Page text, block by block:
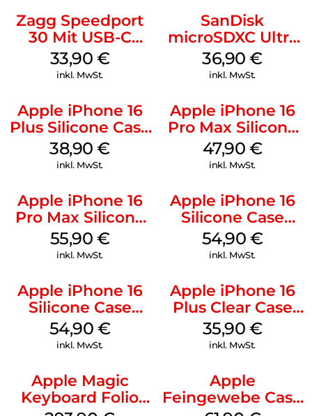
Zagg Speedport
30 Mit USB-C
Kabel Weiß
33,90 €
inkl. MwSt.
SanDisk
microSDXC Ultra
128 GB + Adapter
Mobile
36,90€
inkl. MwSt.
Apple iPhone 16
Plus Silicone Case
MagSafe Denim
38,90€
inkl. MwSt.
Apple iPhone 16
Pro Max Silicone
Case MagSafe
Black
47,90 €
inkl. MwSt.
Apple iPhone 16
Pro Max Silicone
Case MagSafe
Stone Gray
55,90 €
inkl. MwSt.
Apple iPhone 16
Silicone Case
MagSafe Lake
Green
54,90 €
inkl. MwSt.
Apple iPhone 16
Silicone Case
MagSafe Black
54,90 €
inkl. MwSt.
Apple iPhone 16
Plus Clear Case
MagSafe
Transparent
35,90 €
inkl. MwSt.
Apple Magic
Keyboard Folio
Apple
Feingewebe Case